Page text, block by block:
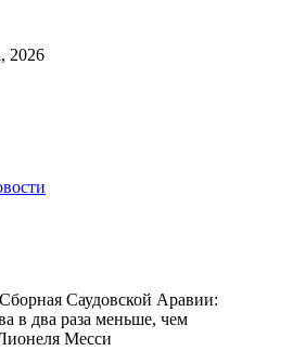
2026
Саудовской Аравии:
в два раза меньше, чем
Месси